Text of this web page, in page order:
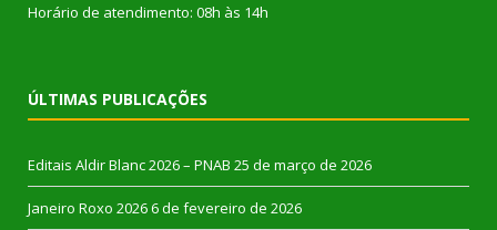
Horário de atendimento: 08h às 14h
ÚLTIMAS PUBLICAÇÕES
Editais Aldir Blanc 2026 – PNAB 25 de março de 2026
Janeiro Roxo 2026 6 de fevereiro de 2026